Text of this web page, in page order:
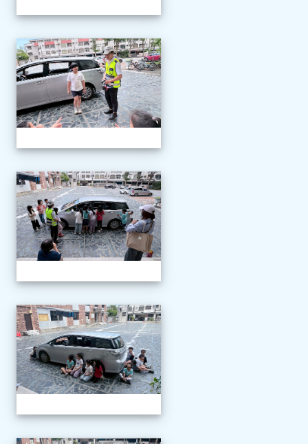
1150507交通安全教育
1150507交通安全教育
1150507交通安全教育